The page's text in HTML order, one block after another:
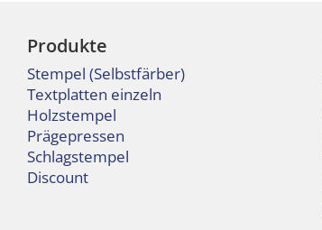
Produkte
Stempel (Selbstfärber)
Textplatten einzeln
Holzstempel
Prägepressen
Schlagstempel
Discount